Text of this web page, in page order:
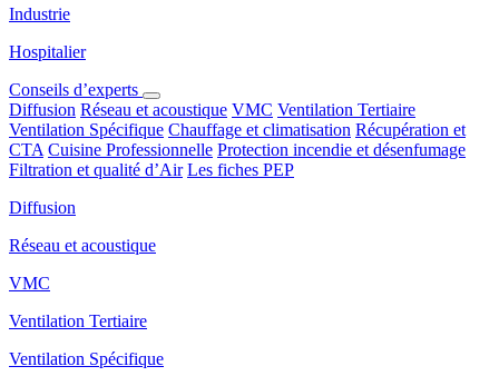
Industrie
Hospitalier
Conseils d’experts
Diffusion Réseau et acoustique VMC Ventilation Tertiaire
Ventilation Spécifique Chauffage et climatisation Récupération et
CTA Cuisine Professionnelle Protection incendie et désenfumage
Filtration et qualité d’Air Les fiches PEP
Diffusion
Réseau et acoustique
VMC
Ventilation Tertiaire
Ventilation Spécifique